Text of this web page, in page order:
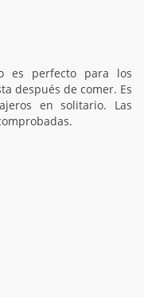
es perfecto para los
después de comer. Es
en solitario. Las